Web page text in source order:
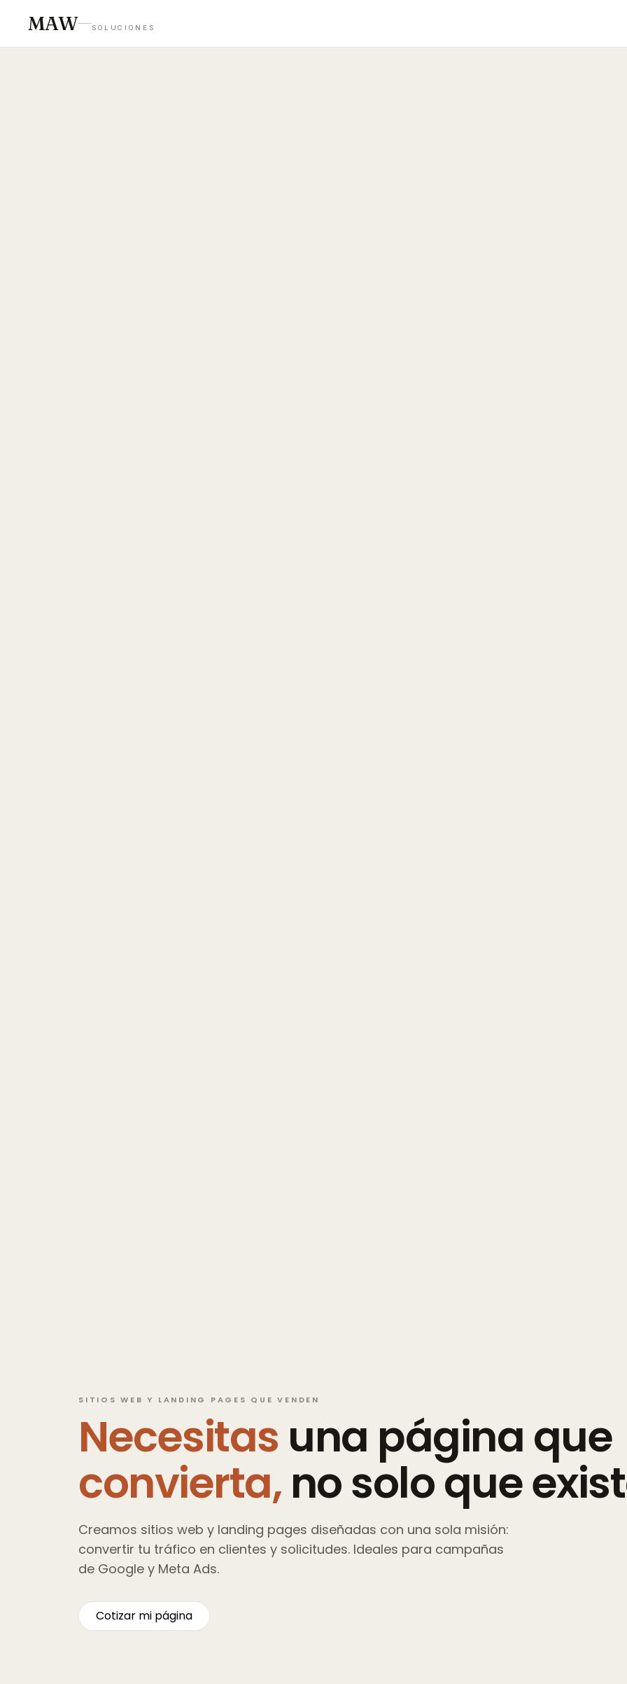
MAW SOLUCIONES
SITIOS WEB Y LANDING PAGES QUE VENDEN
Necesitas una página que
convierta, nosoloque
Creamos sitios web y landing pages diseñadas con una sola misión:
convertir tu tráfico en clientes y solicitudes. Ideales para campañas
de Google y Meta Ads.
Cotizar mi página